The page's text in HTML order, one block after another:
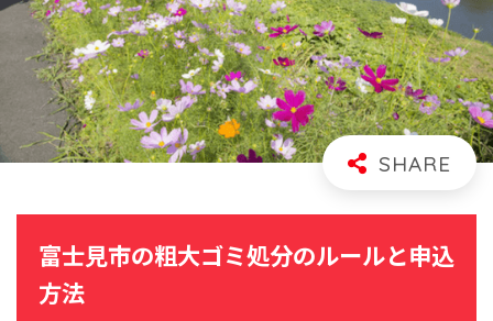
富士見市の粗大ゴミ処分のルールと申込
方法